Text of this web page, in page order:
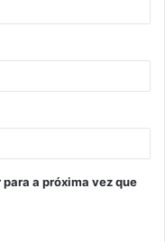
a próxima vez que